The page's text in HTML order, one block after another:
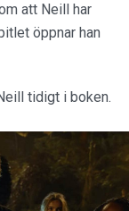
att Neill har
öppnar han
tidigt i boken.